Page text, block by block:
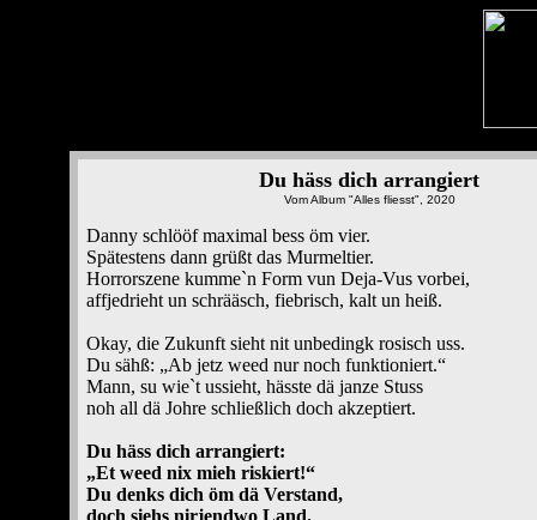
Du häss dich arrangiert
Vom Album "Alles fliesst", 2020
Danny schlööf maximal bess öm vier.
Spätestens dann grüßt das Murmeltier.
Horrorszene kumme`n Form vun Deja-Vus vorbei,
affjedrieht un schrääsch, fiebrisch, kalt un heiß.
Okay, die Zukunft sieht nit unbedingk rosisch uss.
Du sähß: „Ab jetz weed nur noch funktioniert.“
Mann, su wie`t ussieht, hässte dä janze Stuss
noh all dä Johre schließlich doch akzeptiert.
Du häss dich arrangiert:
„Et weed nix mieh riskiert!“
Du denks dich öm dä Verstand,
doch siehs nirjendwo Land.